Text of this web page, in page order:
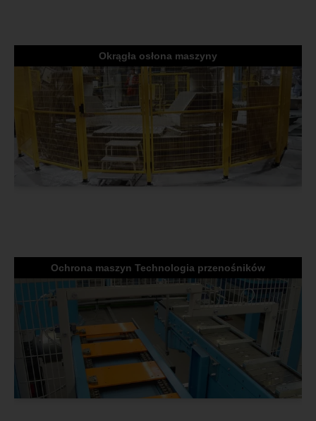
Okrągła osłona maszyny
Ochrona maszyn Technologia przenośników